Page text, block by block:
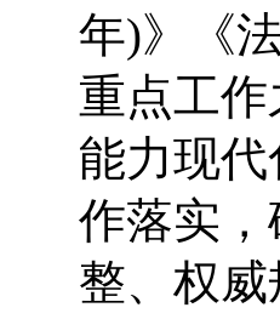
年)》《
重点工
能力现
作落实
整、权